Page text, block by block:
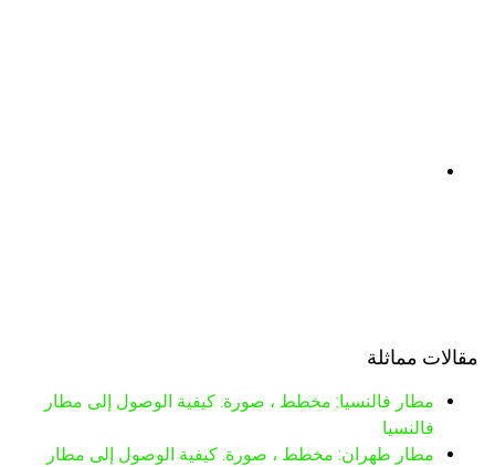
مقالات مماثلة
مطار فالنسيا: مخطط ، صورة. كيفية الوصول إلى مطار
فالنسيا
مطار طهران: مخطط ، صورة. كيفية الوصول إلى مطار